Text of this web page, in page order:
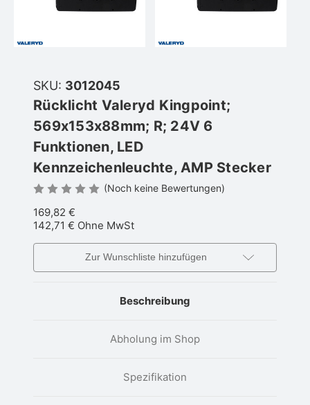
SKU: 3012045
Rücklicht Valeryd Kingpoint;
569x153x88mm; R; 24V 6
Funktionen, LED
Kennzeichenleuchte, AMP Stecker
(Noch keine Bewertungen)
169,82 €
142,71 € Ohne MwSt
Zur Wunschliste hinzufügen
Beschreibung
Abholung im Shop
Spezifikation